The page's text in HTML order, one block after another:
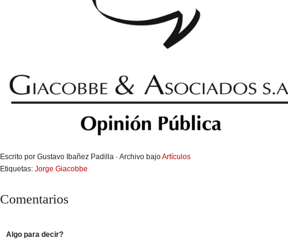
Escrito por Gustavo Ibañez Padilla · Archivo bajoArtículos
Etiquetas: Jorge Giacobbe
Comentarios
Algo para decir?